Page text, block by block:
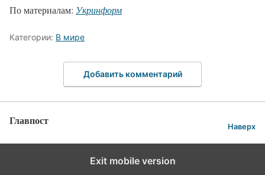
По материалам: Укринформ
Категории: В мире
Добавить комментарий
Главпост Наверх
Exit mobile version